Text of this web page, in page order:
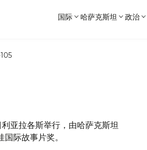
国际 哈萨克斯坦 政治
亚拉各斯举行，由哈萨克斯坦
际故事片奖。